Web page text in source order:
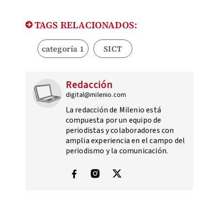
TAGS RELACIONADOS:
categoría 1 SICT
Redacción
digital@milenio.com
La redacción de Milenio está
compuesta por un equipo de
periodistas y colaboradores con
amplia experiencia en el campo del
periodismo y la comunicación.